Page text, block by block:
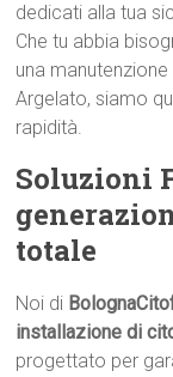
dedicati alla tua
Che tu abbia
una
Argelato, siamo
rapidità.
Soluzioni
totale
Noi di
installazione di
progettato per